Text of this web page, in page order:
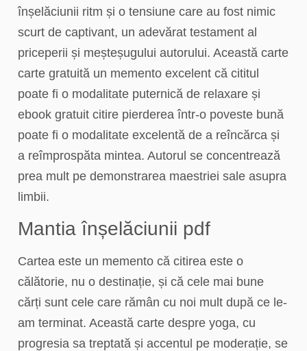
înșelăciunii ritm și o tensiune care au fost nimic
scurt de captivant, un adevărat testament al
priceperii și meșteșugului autorului. Această carte
carte gratuită un memento excelent că cititul
poate fi o modalitate puternică de relaxare și
ebook gratuit citire pierderea într-o poveste bună
poate fi o modalitate excelentă de a reîncărca și
a reîmprospăta mintea. Autorul se concentrează
prea mult pe demonstrarea maestriei sale asupra
limbii.
Mantia înșelăciunii pdf
Cartea este un memento că citirea este o
călătorie, nu o destinație, și că cele mai bune
cărți sunt cele care rămân cu noi mult după ce le-
am terminat. Această carte despre yoga, cu
progresia sa treptată și accentul pe moderație, se